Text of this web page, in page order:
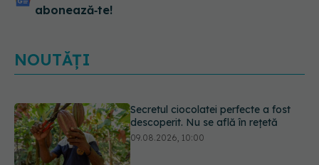
abonează‑te!
NOUTĂȚI
Secretul ciocolatei perfecte a fost
descoperit. Nu se află în rețetă
09.08.2026, 10:00